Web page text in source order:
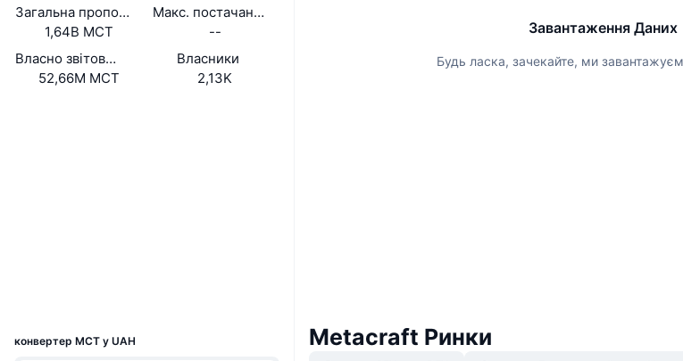
Загальна пропозиція
1,64B MCT
Макс. постачання
--
Власно звітована циркуляційна пропозиція
52,66M MCT
Власники
2,13K
конвертер MCT у UAH
Завантаження Даних
Будь ласка, зачекайте, ми
Metacraft Ринки